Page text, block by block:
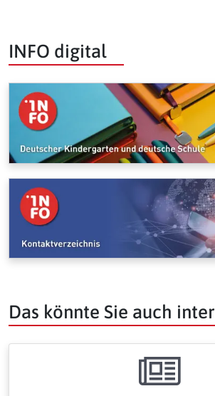
INFO digital
Das könnte Sie auch